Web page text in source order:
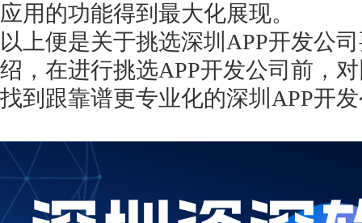
应用的功能得到最大化展现。
以上便是关于挑选深圳 APP开发公
绍，在进行挑选APP开发公司前，
找到跟靠谱更专业化的深圳APP开